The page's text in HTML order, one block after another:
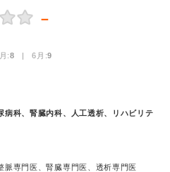
－
:8 | 6月:9
病科、腎臓内科、人工透析、リハビリテ
脈専門医、腎臓専門医、透析専門医